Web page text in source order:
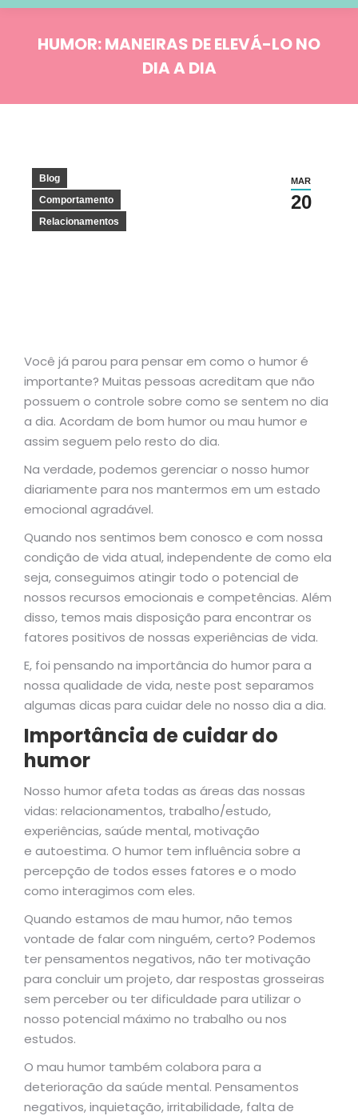
HUMOR: MANEIRAS DE ELEVÁ-LO NO
DIA A DIA
MAR
20
Blog
Comportamento
Relacionamentos
Você já parou para pensar em como o humor é
importante? Muitas pessoas acreditam que não
possuem o controle sobre como se sentem no dia
a dia. Acordam de bom humor ou mau humor e
assim seguem pelo resto do dia.
Na verdade, podemos gerenciar o nosso humor
diariamente para nos mantermos em um estado
emocional agradável.
Quando nos sentimos bem conosco e com nossa
condição de vida atual, independente de como ela
seja, conseguimos atingir todo o potencial de
nossos recursos emocionais e competências. Além
disso, temos mais disposição para encontrar os
fatores positivos de nossas experiências de vida.
E, foi pensando na importância do humor para a
nossa qualidade de vida, neste post separamos
algumas dicas para cuidar dele no nosso dia a dia.
Importância de cuidar do
humor
Nosso humor afeta todas as áreas das nossas
vidas: relacionamentos, trabalho/estudo,
experiências, saúde mental, motivação
e autoestima. O humor tem influência sobre a
percepção de todos esses fatores e o modo
como interagimos com eles.
Quando estamos de mau humor, não temos
vontade de falar com ninguém, certo? Podemos
ter pensamentos negativos, não ter motivação
para concluir um projeto, dar respostas grosseiras
sem perceber ou ter dificuldade para utilizar o
nosso potencial máximo no trabalho ou nos
estudos.
O mau humor também colabora para a
deterioração da saúde mental. Pensamentos
negativos, inquietação, irritabilidade, falta de